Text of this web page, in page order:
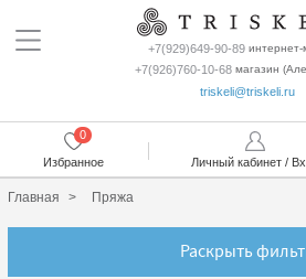
+7(929)649-90-89 интернет-
+7(926)760-10-68магазин
triskeli@triskeli.ru
Избранное
0
Личный кабинет /
Главная Пряжа
Раскрыть